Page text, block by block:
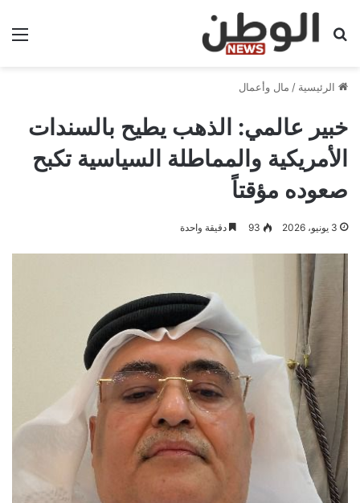
بحث عن
الرئيسية / مال وأعمال
خبير عالمي: الذهب يطيح بالسندات
الأمريكية والمماطلة السياسية تكبح
صعوده مؤقتاً
3 يونيو، 2026 93 دقيقة واحدة